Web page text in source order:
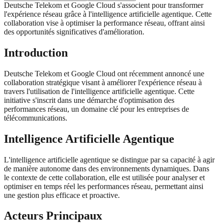
Deutsche Telekom et Google Cloud s'associent pour transformer
l'expérience réseau grâce à l'intelligence artificielle agentique. Cette
collaboration vise à optimiser la performance réseau, offrant ainsi
des opportunités significatives d'amélioration.
Introduction
Deutsche Telekom et Google Cloud ont récemment annoncé une
collaboration stratégique visant à améliorer l'expérience réseau à
travers l'utilisation de l'intelligence artificielle agentique. Cette
initiative s'inscrit dans une démarche d'optimisation des
performances réseau, un domaine clé pour les entreprises de
télécommunications.
Intelligence Artificielle Agentique
L'intelligence artificielle agentique se distingue par sa capacité à agir
de manière autonome dans des environnements dynamiques. Dans
le contexte de cette collaboration, elle est utilisée pour analyser et
optimiser en temps réel les performances réseau, permettant ainsi
une gestion plus efficace et proactive.
Acteurs Principaux